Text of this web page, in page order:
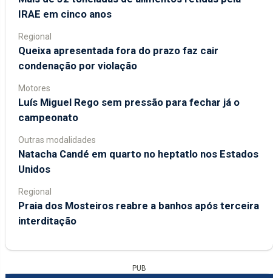
IRAE em cinco anos
Regional
Queixa apresentada fora do prazo faz cair
condenação por violação
Motores
Luís Miguel Rego sem pressão para fechar já o
campeonato
Outras modalidades
Natacha Candé em quarto no heptatlo nos Estados
Unidos
Regional
Praia dos Mosteiros reabre a banhos após terceira
interditação
PUB